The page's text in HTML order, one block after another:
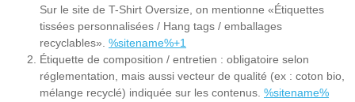
Sur le site de T-Shirt Oversize, on mentionne «Étiquettes
tissées personnalisées / Hang tags / emballages
recyclables». %sitename%+1
Étiquette de composition / entretien : obligatoire selon
réglementation, mais aussi vecteur de qualité (ex : coton bio,
mélange recyclé) indiquée sur les contenus. %sitename%